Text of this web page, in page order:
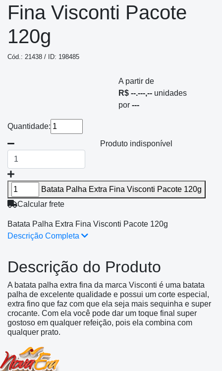
Fina Visconti Pacote
120g
Cód.: 21438 / ID: 198485
A partir de
R$ --.---,-- unidades
por ---
Quantidade:
Produto indisponível
Batata Palha Extra Fina Visconti Pacote 120g
Calcular frete
Batata Palha Extra Fina Visconti Pacote 120g
Descrição Completa
Descrição do Produto
A batata palha extra fina da marca Visconti é uma batata
palha de excelente qualidade e possui um corte especial,
extra fino que faz com que ela seja mais sequinha e super
crocante. Com ela você pode dar um toque final super
gostoso em qualquer refeição, pois ela combina com
qualquer prato.